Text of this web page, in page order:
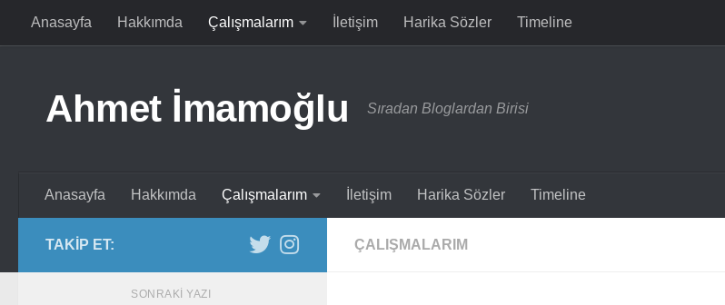
Skip to content
Anasayfa Hakkımda Çalışmalarım İletişim Harika Sözler Timeline
Ahmet İmamoğlu Sıradan Bloglardan Birisi
Anasayfa Hakkımda Çalışmalarım İletişim Harika Sözler Timeline
ÇALIŞMALARIM
TAKIP ET:
SONRAKI YAZI